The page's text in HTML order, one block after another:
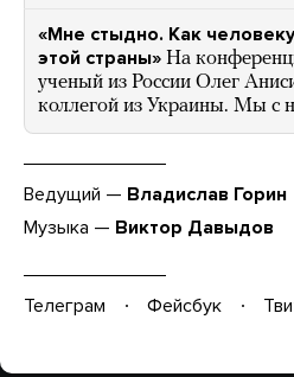
«Мне стыдно. Как
этой страны» На
ученый из России Олег
коллегой из Украины. Мы с
Ведущий — Владислав Горин
Музыка — Виктор Давыдов
Телеграм Фейсбук